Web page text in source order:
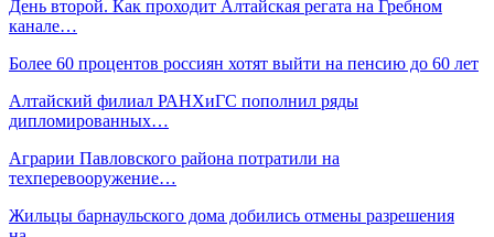
День второй. Как проходит Алтайская регата на Гребном
канале…
Более 60 процентов россиян хотят выйти на пенсию до 60 лет
Алтайский филиал РАНХиГС пополнил ряды
дипломированных…
Аграрии Павловского района потратили на
техперевооружение…
Жильцы барнаульского дома добились отмены разрешения